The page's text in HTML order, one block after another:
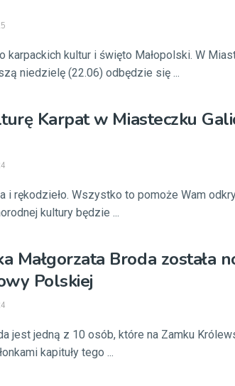
karpackich kultur i święto Małopolski. W
niedzielę (22.06) odbędzie się ...
Karpat w Miasteczku
i rękodzieło. Wszystko to pomoże Wam
kultury będzie ...
Małgorzata Broda została
Polskiej
jest jedną z 10 osób, które na Zamku
kapituły tego ...